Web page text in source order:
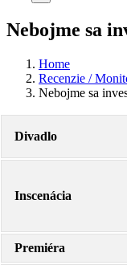
Nebojme sa
Home
Recenzie /
Nebojme sa
Divadlo
Inscenácia
Premiéra